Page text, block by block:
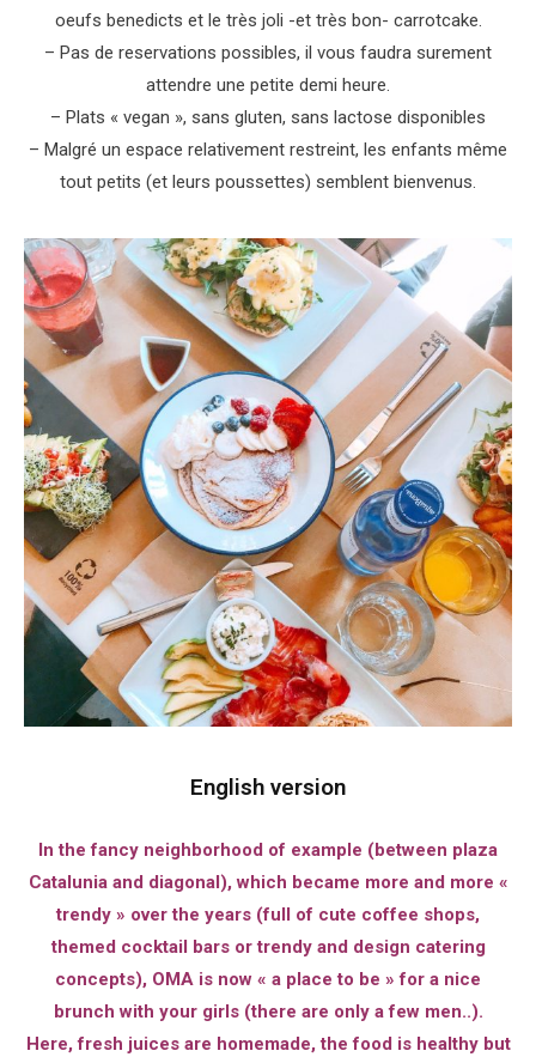
oeufs benedicts et le très joli -et très bon- carrotcake.
– Pas de reservations possibles, il vous faudra surement
attendre une petite demi heure.
– Plats « vegan », sans gluten, sans lactose disponibles
– Malgré un espace relativement restreint, les enfants même
tout petits (et leurs poussettes) semblent bienvenus.
English version
In the fancy neighborhood of example (between plaza
Catalunia and diagonal), which became more and more «
trendy » over the years (full of cute coffee shops,
themed cocktail bars or trendy and design catering
concepts), OMA is now « a place to be » for a nice
brunch with your girls (there are only a few men..).
Here, fresh juices are homemade, the food is healthy but